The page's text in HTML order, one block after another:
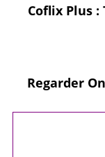
Coflix Plus
Regarder